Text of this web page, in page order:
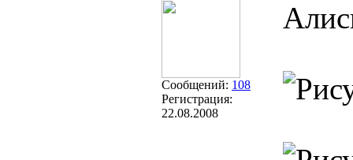
Сообщений: 108
Регистрация:
22.08.2008